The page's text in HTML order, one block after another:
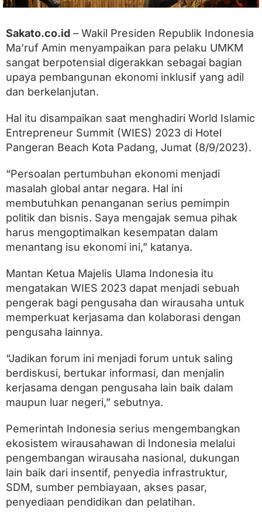
e
a
u
U
M
K
M
r
p
o
t
n
s
G
e
n
j
o
P
m
b
n
g
n
a
n
E
k
o
o
m
i
Sakato.co.id – Wakil Presiden Republik Indonesia
Ma’ruf Amin menyampaikan para pelaku UMKM
sangat berpotensial digerakkan sebagai bagian
upaya pembangunan ekonomi inklusif yang adil
dan berkelanjutan.
Hal itu disampaikan saat menghadiri World Islamic
Entrepreneur Summit (WIES) 2023 di Hotel
Pangeran Beach Kota Padang, Jumat (8/9/2023).
“Persoalan pertumbuhan ekonomi menjadi
masalah global antar negara. Hal ini
membutuhkan penanganan serius pemimpin
politik dan bisnis. Saya mengajak semua pihak
harus mengoptimalkan kesempatan dalam
menantang isu ekonomi ini,” katanya.
Mantan Ketua Majelis Ulama Indonesia itu
mengatakan WIES 2023 dapat menjadi sebuah
pengerak bagi pengusaha dan wirausaha untuk
memperkuat kerjasama dan kolaborasi dengan
pengusaha lainnya.
“Jadikan forum ini menjadi forum untuk saling
berdiskusi, bertukar informasi, dan menjalin
kerjasama dengan pengusaha lain baik dalam
maupun luar negeri,” sebutnya.
Pemerintah Indonesia serius mengembangkan
ekosistem wirausahawan di Indonesia melalui
pengembangan wirausaha nasional, dukungan
lain baik dari insentif, penyedia infrastruktur,
SDM, sumber pembiayaan, akses pasar,
penyediaan pendidikan dan pelatihan.